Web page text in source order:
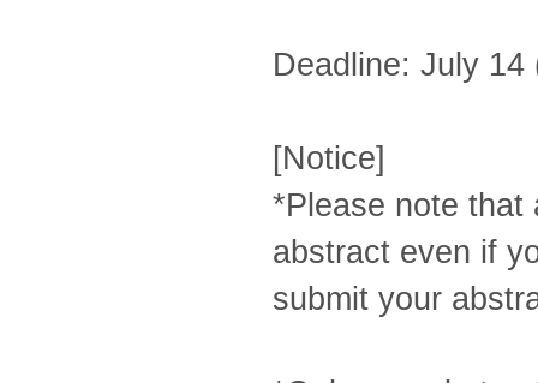
Deadline: July 14
[Notice]
*Please note that
abstract even if
submit your